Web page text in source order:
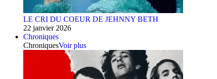
LE CRI DU COEUR DE JEHNNY BETH
22 janvier 2026
Chroniques
ChroniquesVoir plus